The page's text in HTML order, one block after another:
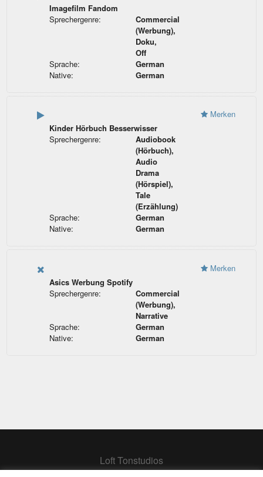
Imagefilm Fandom
Sprechergenre:
Commercial
(Werbung),
Doku,
Off
Sprache:
German
Native:
German
Kinder Hörbuch Besserwisser
Sprechergenre:
Audiobook
(Hörbuch),
Audio
Drama
(Hörspiel),
Tale
(Erzählung)
Sprache:
German
Native:
German
Merken
Asics Werbung Spotify
Sprechergenre:
Commercial
(Werbung),
Narrative
Sprache:
German
Native:
German
Merken
Loft Tonstudios